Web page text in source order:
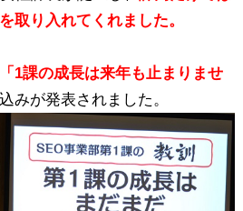
取り入れてくれました。
「1課の成長は来年も止まりませ
みが発表されました。